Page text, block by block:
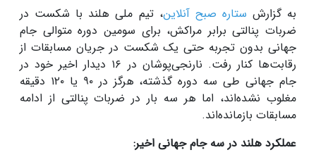
به گزارش ستاره صبح آنلاین، تیم ملی هلند با شکست در
ضربات پنالتی برابر مراکش، برای سومین دوره متوالی جام
جهانی بدون تجربه حتی یک شکست در جریان مسابقات از
رقابت‌ها کنار رفت. نارنجی‌پوشان در ۱۶ دیدار اخیر خود در
جام جهانی طی سه دوره گذشته، هرگز در ۹۰ یا ۱۲۰ دقیقه
مغلوب نشده‌اند، اما هر سه بار در ضربات پنالتی از ادامه
مسابقات بازمانده‌اند.
عملکرد هلند در سه جام جهانی اخیر: